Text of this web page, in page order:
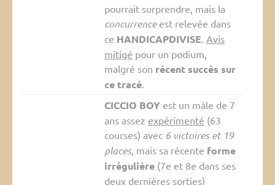
pourrait surprendre, mais la
concurrenceest relevée dans
ce HANDICAPDIVISE. Avis
mitigé pour un podium,
malgré son récent succès sur
ce tracé.
CICCIO BOYest un mâle de 7
ans assez expérimenté (63
courses) avec 6 victoires et 19
places, mais sa récente forme
irrégulière(7e et 8e dans ses
deux dernières sorties)